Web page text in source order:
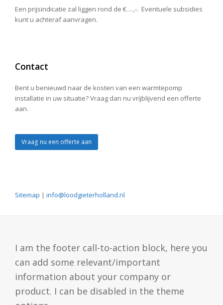
Een prijsindicatie zal liggen rond de €….,-. Eventuele subsidies
kunt u achteraf aanvragen.
Contact
Bent u benieuwd naar de kosten van een warmtepomp
installatie in uw situatie? Vraag dan nu vrijblijvend een offerte
aan.
Vraag nu een offerte aan
Sitemap | info@loodgieterholland.nl
I am the footer call-to-action block, here you
can add some relevant/important
information about your company or
product. I can be disabled in the theme